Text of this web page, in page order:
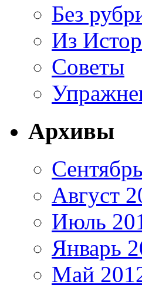
Без
Из
Советы
Архивы
Август
Июль
Январь
Май